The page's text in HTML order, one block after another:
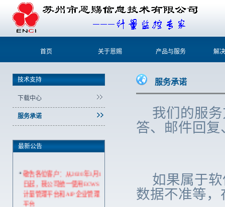
首页 关于恩赐 产品与服务 解
技术支持
下载中心
服务承诺
最新公告
敬告各位客户：从2020年3月1
日起，我公司统一使用ECWS
计量管理平台和AIP企业管理
平台
服务承诺
我们的服
答、邮件回
如果属于
数据不准等，